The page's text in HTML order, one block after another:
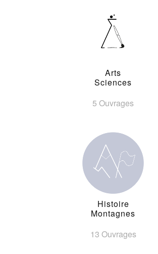
Arts
Sciences
5 Ouvrages
Histoire
Montagnes
13 Ouvrages